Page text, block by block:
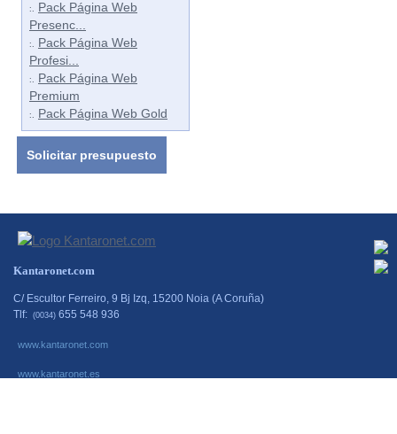
:.
Pack Página Web
Presenc...
:.
Pack Página Web
Profesi...
:.
Pack Página Web
Premium
:. Pack Página Web Gold
Solicitar presupuesto
Kantaronet.com
C/ Escultor Ferreiro, 9 Bj Izq, 15200 Noia (A Coruña)
Tlf: (0034) 655 548 936
www.kantaronet.com
www.kantaronet.es